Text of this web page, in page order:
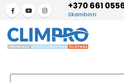
+370 661
Skambinti